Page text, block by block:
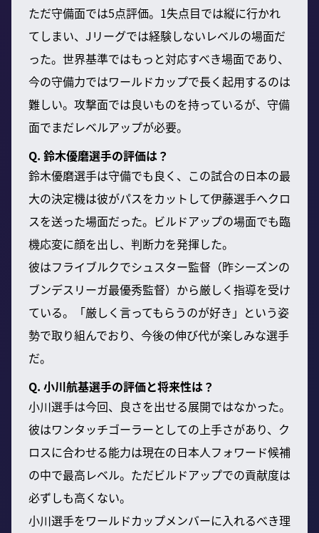
ただ守備面では5点評価。1失点目では縦に行かれ
てしまい、Jリーグでは経験しないレベルの場面だ
った。世界基準ではもっと対応すべき場面であり、
今の守備力ではワールドカップで長く起用するのは
難しい。攻撃面では良いものを持っているが、守備
面でまだレベルアップが必要。
Q. 鈴木優磨選手の評価は？
鈴木優磨選手は守備でも良く、この試合の日本の最
大の決定機は彼がパスをカットして伊藤選手へクロ
スを送った場面だった。ビルドアップの場面でも臨
機応変に顔を出し、判断力を発揮した。
彼はフライブルクでシュスター監督（昨シーズンの
ブンデスリーガ最優秀監督）から厳しく指導を受け
ている。「厳しく言ってもらうのが好き」という姿
勢で取り組んでおり、今後の伸び代が楽しみな選手
だ。
Q. 小川航基選手の評価と将来性は？
小川選手は今回、良さを出せる展開ではなかった。
彼はワンタッチゴーラーとしての上手さがあり、ク
ロスに合わせる能力は現在の日本人フォワード候補
の中で最高レベル。ただビルドアップでの貢献度は
必ずしも高くない。
小川選手をワールドカップメンバーに入れるべき理